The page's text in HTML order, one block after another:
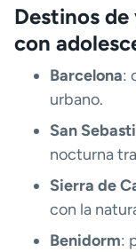
Destinos
con
Barcelona:
urbano.
San
nocturna
Sierra de
con la
Benidorm: